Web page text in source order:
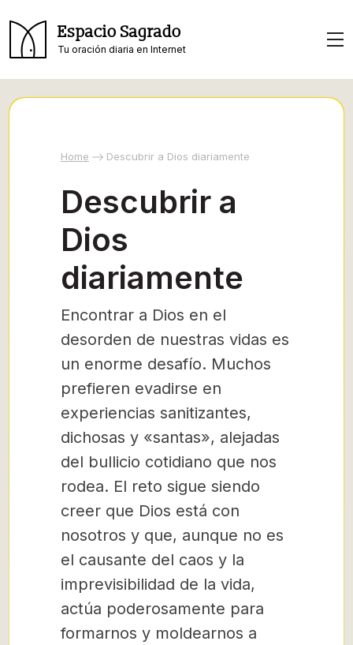
Espacio Sagrado
Tu oración diaria en Internet
Home Descubrir a Dios diariamente
Descubrir a
Dios
diariamente
Encontrar a Dios en el
desorden de nuestras vidas es
un enorme desafío. Muchos
prefieren evadirse en
experiencias sanitizantes,
dichosas y «santas», alejadas
del bullicio cotidiano que nos
rodea. El reto sigue siendo
creer que Dios está con
nosotros y que, aunque no es
el causante del caos y la
imprevisibilidad de la vida,
actúa poderosamente para
formarnos y moldearnos a